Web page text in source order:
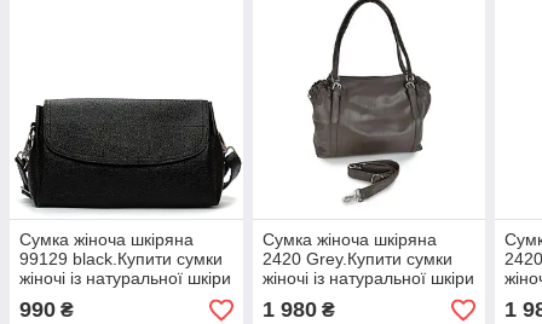
Cумка жіноча шкіряна
99129 black.Купити сумки
жіночі із натуральної шкіри
trandbags.com.ua
990 ₴
Cумка жіноча шкіряна
2420 Grey.Купити сумки
жіночі із натуральної шкіри
trandbags.com.ua
1 980₴ 1